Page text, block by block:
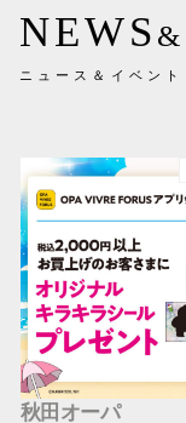
NEWS &
ニュース＆イベント
秋田オーパ